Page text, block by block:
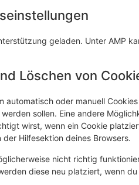
geladen. Unter AMP
Löschen von
oder manuell
sollen. Eine andere
wirst, wenn ein Cookie
Hilfesektion deines Browsers.
nicht richtig
diese neu platziert, wenn